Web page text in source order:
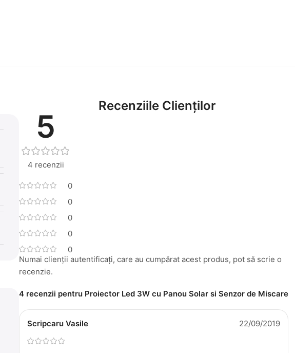
Recenziile Clienților
5
4 recenzii
0
0
0
0
0
4 recenzii pentru Proiector Led 3W cu Panou Solar si Senzor de Miscare
Scripcaru Vasile 22/09/2019
Numai clienții autentificați, care au cumpărat acest produs, pot să scrie o
recenzie.